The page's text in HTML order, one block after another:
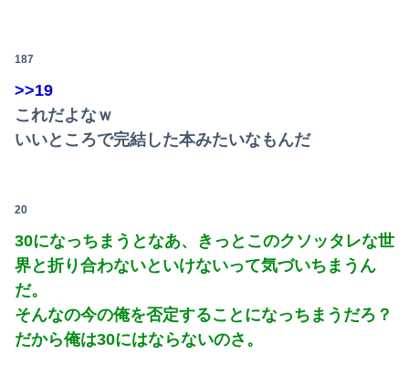
187
>>19
これだよなｗ
いいところで完結した本みたいなもんだ
20
30になっちまうとなあ、きっとこのクソッタレな世
界と折り合わないといけないって気づいちまうん
だ。
そんなの今の俺を否定することになっちまうだろ？
だから俺は30にはならないのさ。